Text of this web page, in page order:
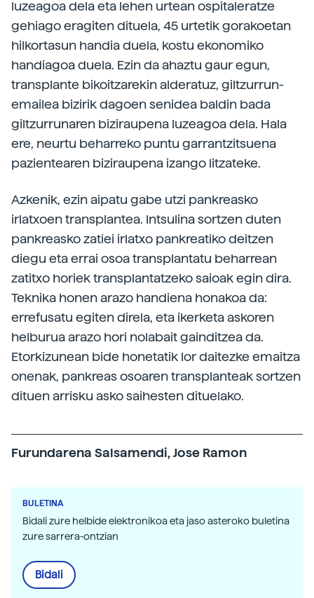
luzeagoa dela eta lehen urtean ospitaleratze
gehiago eragiten dituela, 45 urtetik gorakoetan
hilkortasun handia duela, kostu ekonomiko
handiagoa duela. Ezin da ahaztu gaur egun,
transplante bikoitzarekin alderatuz, giltzurrun-
emailea bizirik dagoen senidea baldin bada
giltzurrunaren biziraupena luzeagoa dela. Hala
ere, neurtu beharreko puntu garrantzitsuena
pazientearen biziraupena izango litzateke.
Azkenik, ezin aipatu gabe utzi pankreasko
irlatxoen transplantea. Intsulina sortzen duten
pankreasko zatiei irlatxo pankreatiko deitzen
diegu eta errai osoa transplantatu beharrean
zatitxo horiek transplantatzeko saioak egin dira.
Teknika honen arazo handiena honakoa da:
errefusatu egiten direla, eta ikerketa askoren
helburua arazo hori nolabait gainditzea da.
Etorkizunean bide honetatik lor daitezke emaitza
onenak, pankreas osoaren transplanteak sortzen
dituen arrisku asko saihesten dituelako.
Furundarena Salsamendi, Jose Ramon
BULETINA
Bidali zure helbide elektronikoa eta jaso asteroko buletina
zure sarrera-ontzian
Bidali